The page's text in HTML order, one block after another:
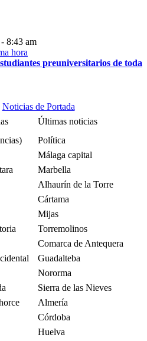
8:43 am
preuniversitarios de toda
Noticias de Portada
Últimas noticias
Política
Málaga capital
Marbella
Alhaurín de la Torre
Cártama
Mijas
Torremolinos
Comarca de Antequera
Guadalteba
Nororma
Sierra de las Nieves
Almería
Córdoba
Huelva